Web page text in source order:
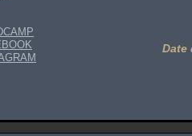
Date